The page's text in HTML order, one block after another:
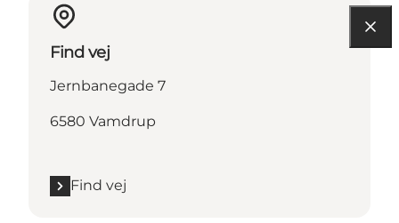
Find vej
Jernbanegade 7
6580 Vamdrup
Find vej